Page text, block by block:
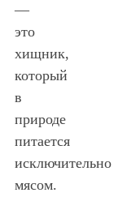
—
это
хищник,
который
в
природе
питается
исключительно
мясом.